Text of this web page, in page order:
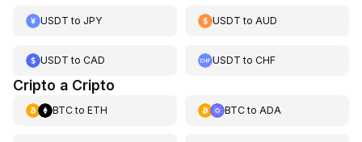
USDT to JPY USDT toAUD
USDT to CAD USDT toCHF
Cripto a Cripto
BTCto ETH BTCto ADA